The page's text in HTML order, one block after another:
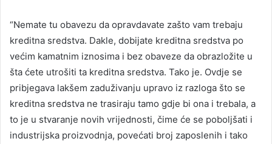
“Nemate tu obavezu da opravdavate zašto vam trebaju
kreditna sredstva. Dakle, dobijate kreditna sredstva po
većim kamatnim iznosima i bez obaveze da obrazložite u
šta ćete utrošiti ta kreditna sredstva. Tako je. Ovdje se
pribjegava lakšem zaduživanju upravo iz razloga što se
kreditna sredstva ne trasiraju tamo gdje bi ona i trebala, a
to je u stvaranje novih vrijednosti, čime će se poboljšati i
industrijska proizvodnja, povećati broj zaposlenih i tako